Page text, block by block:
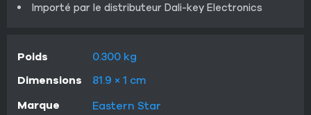
Importé par le distributeur Dali-key Electronics
Poids
0.300 kg
Dimensions
81.9 × 1 cm
Marque
Eastern Star